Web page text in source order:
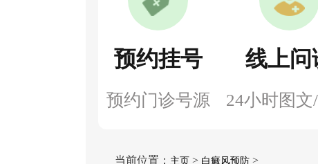
预约挂号
预约门诊号源
线上问
24小时图文
当前位置： 主页> 白癜风预防>